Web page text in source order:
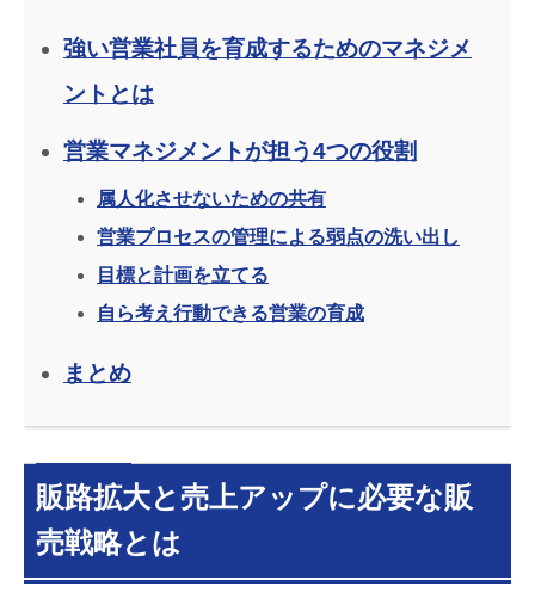
強い営業社員を育成するためのマネジメ
ントとは
営業マネジメントが担う4つの役割
属人化させないための共有
営業プロセスの管理による弱点の洗い出し
目標と計画を立てる
自ら考え行動できる営業の育成
まとめ
販路拡大と売上アップに必要な販
売戦略とは